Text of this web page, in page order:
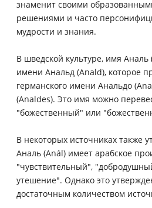
знаменит своими
решениями и часто
мудрости и знания.
В шведской культуре, имя
имени Анальд (Anald), которое
германского имени Анальдо
(Analdes). Это имя можно
"божественный" или
В некоторых источниках также
Аналь (Anál) имеет арабское
"чувствительный",
утешение". Однако это
достаточным количеством